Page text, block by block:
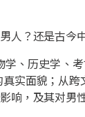
人？还是古今
、历史学、
实面貌；从
响，及其对男